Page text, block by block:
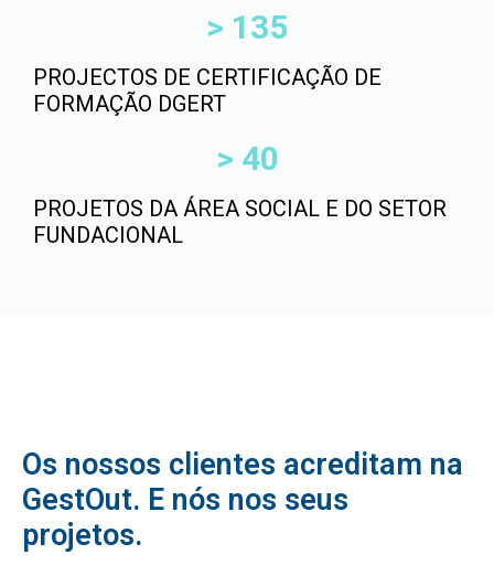
PROJECTOS DE CERTIFICAÇÃO DE
FORMAÇÃO DGERT
> 135
PROJETOS DA ÁREA SOCIAL E DO SETOR
FUNDACIONAL
> 40
Os nossos clientes acreditam na
GestOut. E nós nos seus
projetos.